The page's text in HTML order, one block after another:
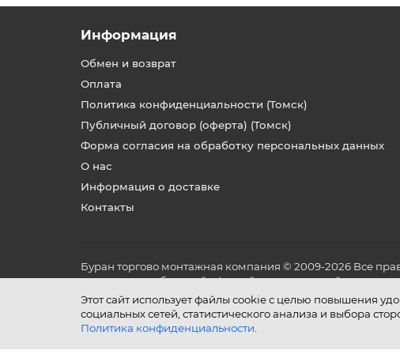
Этот сайт использует файлы cookie с целью повышения
социальных сетей, статистического анализа и выбора
Политика конфиденциальности
Информация
Обмен и возврат
Оплата
Политика конфиденциальности (Томск)
Публичный договор (оферта) (Томск)
Форма согласия на обработку персональных данных
О нас
Информация о доставке
Контакты
Буран торгово монтажная компания © 2009-2026 Все
не является публичной офертой, определяемой
и условиях его эксплуатации.